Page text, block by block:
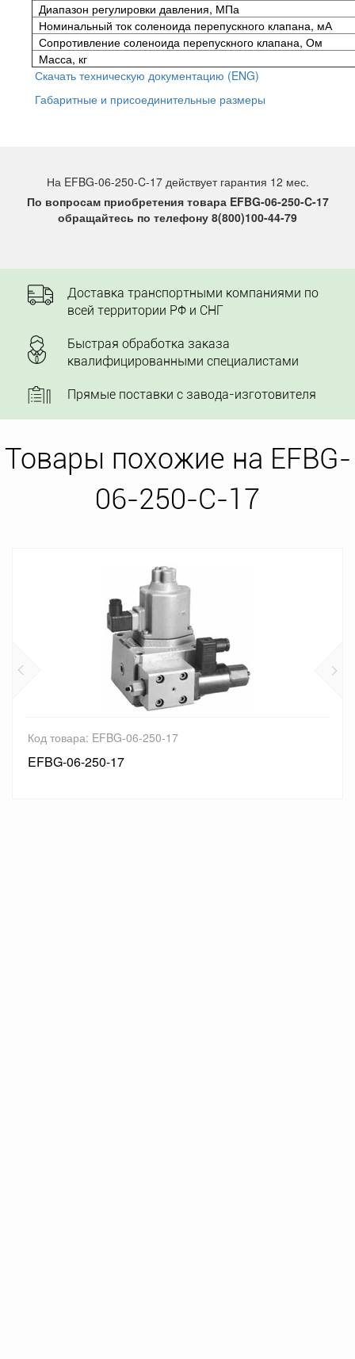
Диапазон регулировки давления, МПа
Номинальный ток соленоида перепускного клапана, мА
Сопротивление соленоида перепускного клапана, Ом
Масса, кг
Скачать техническую документацию (ENG)
Габаритные и присоединительные размеры
На EFBG-06-250-C-17 действует гарантия 12 мес.
По вопросам приобретения товара EFBG-06-250-C-17
обращайтесь по телефону 8(800)100-44-79
Доставка транспортными компаниями по
всей территории РФ и СНГ
Быстрая обработка заказа
квалифицированными специалистами
Прямые поставки с завода-изготовителя
Товары похожие на EFBG-
06-250-C-17
Код товара: EFBG-06-250-17
EFBG-06-250-17